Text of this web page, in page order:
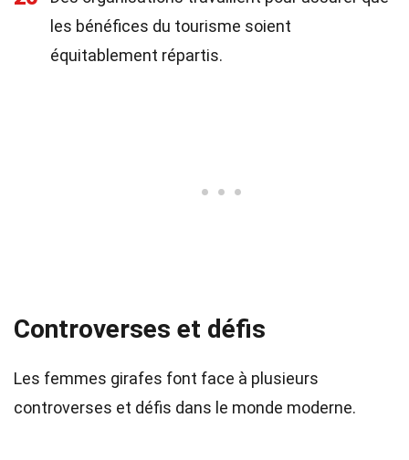
les bénéfices du tourisme soient
équitablement répartis.
Controverses et défis
Les femmes girafes font face à plusieurs
controverses et défis dans le monde moderne.